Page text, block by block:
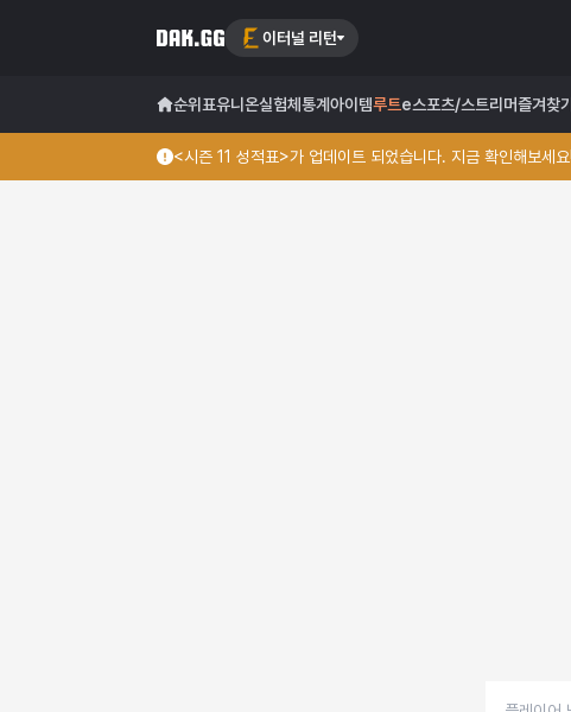
이터널 리턴
순위표유니온실험체 통계 아이템루트e스포츠/스트리머즐겨찾기
<시즌 11 성적표>가 업데이트 되었습니다. 지금 확인해보세